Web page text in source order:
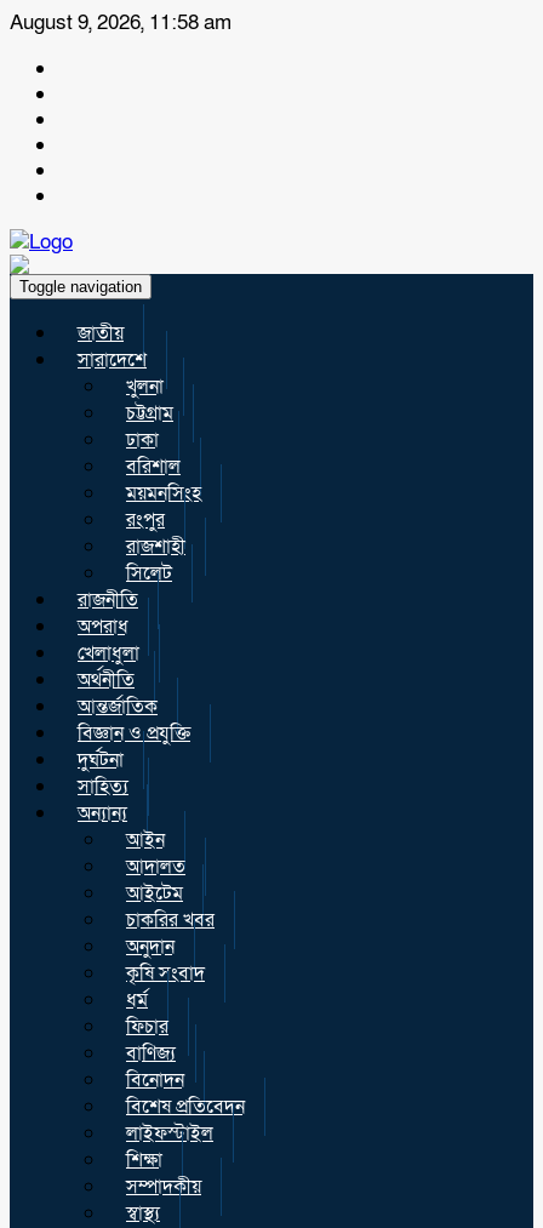
August 9, 2026, 11:58 am
Toggle navigation
জাতীয়
সারাদেশে
খুলনা
চট্টগ্রাম
ঢাকা
বরিশাল
ময়মনসিংহ
রংপুর
রাজশাহী
সিলেট
রাজনীতি
অপরাধ
খেলাধুলা
অর্থনীতি
আন্তর্জাতিক
বিজ্ঞান ও প্রযুক্তি
দুর্ঘটনা
সাহিত্য
অন্যান্য
আইন
আদালত
আইটেম
চাকরির খবর
অনুদান
কৃষি সংবাদ
ধর্ম
ফিচার
বাণিজ্য
বিনোদন
বিশেষ প্রতিবেদন
লাইফস্টাইল
শিক্ষা
সম্পাদকীয়
স্বাস্থ্য